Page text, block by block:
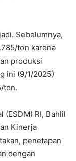
Sebelumnya,
ton karena
produksi
ini (9/1/2025)
ton.
(ESDM) RI, Bahlil
Kinerja
penetapan
dengan